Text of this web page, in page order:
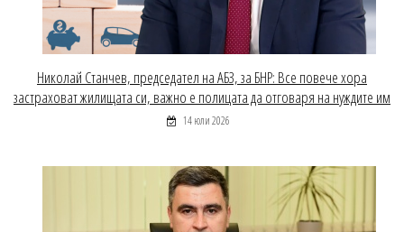
Николай Станчев, председател на АБЗ, за БНР: Все повече хора
застраховат жилищата си, важно е полицата да отговаря на нуждите им
14 юли 2026